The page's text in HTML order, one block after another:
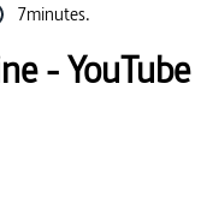
7minutes.
- YouTube